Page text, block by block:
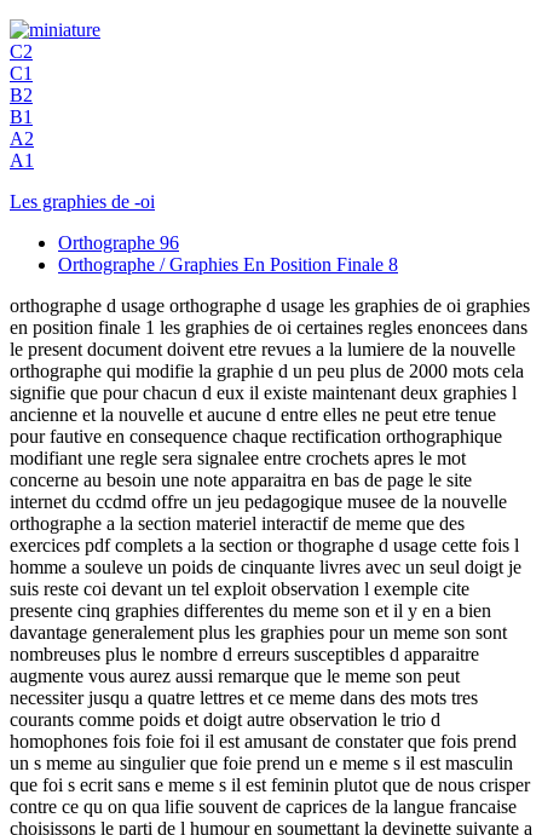
C2
C1
B2
B1
A2
A1
Les graphies de -oi
Orthographe 96
Orthographe / Graphies En Position Finale 8
orthographe d usage orthographe d usage les graphies de oi graphies
en position finale 1 les graphies de oi certaines regles enoncees dans
le present document doivent etre revues a la lumiere de la nouvelle
orthographe qui modifie la graphie d un peu plus de 2000 mots cela
signifie que pour chacun d eux il existe maintenant deux graphies l
ancienne et la nouvelle et aucune d entre elles ne peut etre tenue
pour fautive en consequence chaque rectification orthographique
modifiant une regle sera signalee entre crochets apres le mot
concerne au besoin une note apparaitra en bas de page le site
internet du ccdmd offre un jeu pedagogique musee de la nouvelle
orthographe a la section materiel interactif de meme que des
exercices pdf complets a la section or thographe d usage cette fois l
homme a souleve un poids de cinquante livres avec un seul doigt je
suis reste coi devant un tel exploit observation l exemple cite
presente cinq graphies differentes du meme son et il y en a bien
davantage generalement plus les graphies pour un meme son sont
nombreuses plus le nombre d erreurs susceptibles d apparaitre
augmente vous aurez aussi remarque que le meme son peut
necessiter jusqu a quatre lettres et ce meme dans des mots tres
courants comme poids et doigt autre observation le trio d
homophones fois foie foi il est amusant de constater que fois prend
un s meme au singulier que foie prend un e meme s il est masculin
que foi s ecrit sans e meme s il est feminin plutot que de nous crisper
contre ce qu on qua lifie souvent de caprices de la langue francaise
choisissons le parti de l humour en soumettant la devinette suivante a